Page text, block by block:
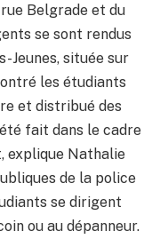
Belgrade et du
se sont rendus
Jeunes, située sur
les étudiants
et distribué des
fait dans le cadre
explique Nathalie
de la police
se dirigent
ou au dépanneur.